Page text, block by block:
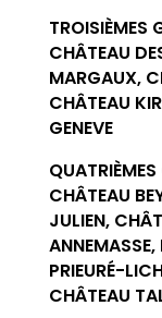
TROISIÈMES
CHÂTEAU
MARGAUX,
CHÂTEAU
GENEVE
CHÂTEAU
JULIEN,
PRIEURÉ-
CHÂTEAU